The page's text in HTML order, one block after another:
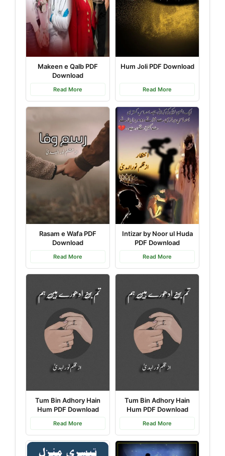
Makeen e Qalb PDF
Download
Read More
Hum Joli PDF Download
Read More
Rasam e Wafa PDF
Download
Read More
Intizar by Noor ul Huda
PDF Download
Read More
Tum Bin Adhory Hain
Hum PDF Download
Read More
Tum Bin Adhory Hain
Hum PDF Download
Read More